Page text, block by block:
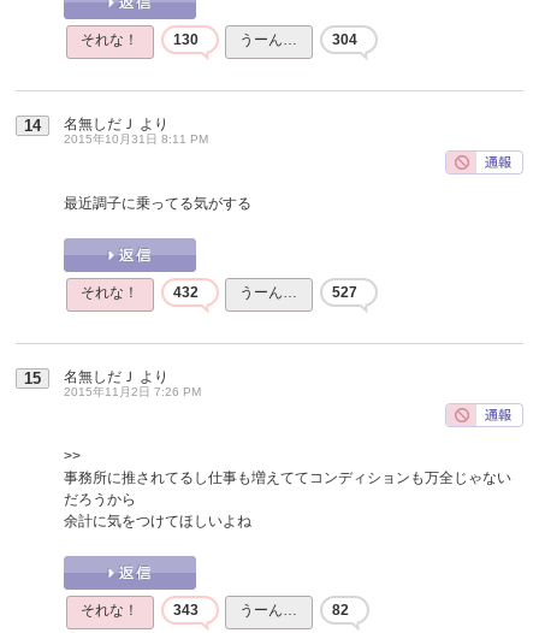
それな！ 130 うーん… 304
14 名無しだＪ より
2015年10月31日 8:11 PM
最近調子に乗ってる気がする
それな！ 432 うーん… 527
15 名無しだＪ より
2015年11月2日 7:26 PM
>>
事務所に推されてるし仕事も増えててコンディションも万全じゃない
だろうから
余計に気をつけてほしいよね
それな！ 343 うーん… 82